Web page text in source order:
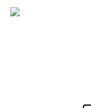
Skip